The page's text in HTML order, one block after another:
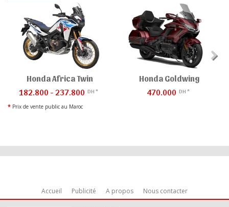
Honda Africa Twin
182.800 - 237.800 DH *
Honda Goldwing
470.000 DH *
* Prix de vente public au Maroc
Accueil Publicité A propos Nous contacter